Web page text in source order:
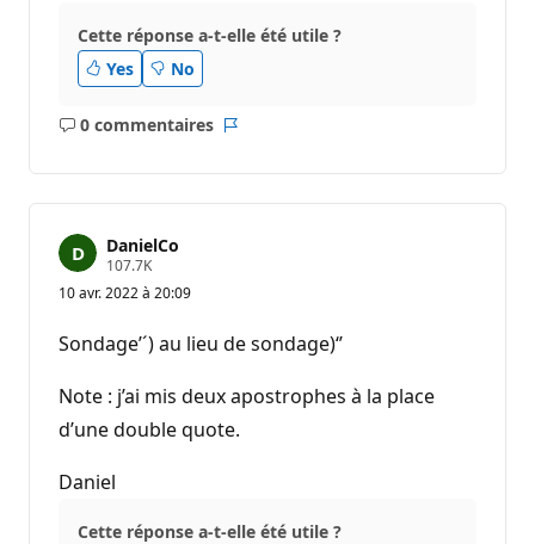
p
u
t
a
i
Cette réponse a-t-elle été utile ?
Yes
No
0 commentaires
Aucun
DanielCo
107.7KP
t
s
e
r
é
p
i
10 avr. 2022 à 20:09
Sondage’´) au lieu de sondage)‘’
Note : j’ai mis deux apostrophes à la place
d’une double quote.
Daniel
Cette réponse a-t-elle été utile ?